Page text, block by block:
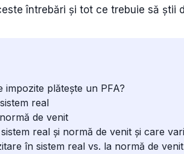
întrebări și tot ce trebuie să știi
impozite plătește un PFA?
real
de venit
real și normă de venit și care
în sistem real vs. la normă de venit